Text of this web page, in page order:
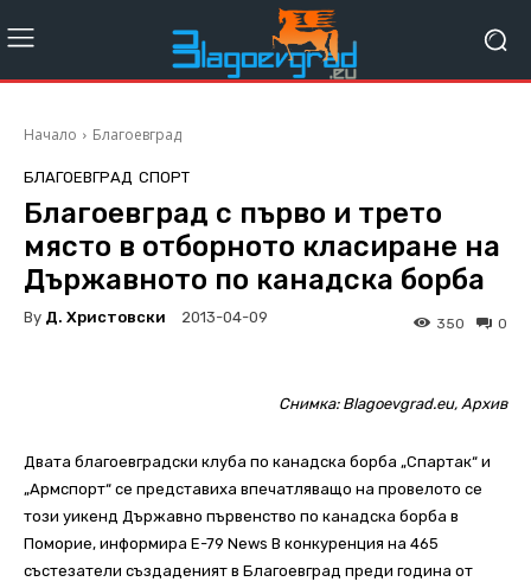
Начало Благоевград
БЛАГОЕВГРАД СПОРТ
Благоевград с първо и трето
място в отборното класиране на
Държавното по канадска борба
By Д. Христовски 2013-04-09 0
350
Снимка: Blagoevgrad.eu, Архив
Двата благоевградски клуба по канадска борба „Спартак“ и
„Армспорт“ се представиха впечатляващо на провелото се
този уикенд Държавно първенство по канадска борба в
Поморие, информира E-79 News В конкуренция на 465
състезатели създаденият в Благоевград преди година от